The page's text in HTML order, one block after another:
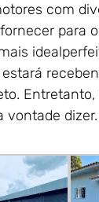
com
para
vontade dizer.